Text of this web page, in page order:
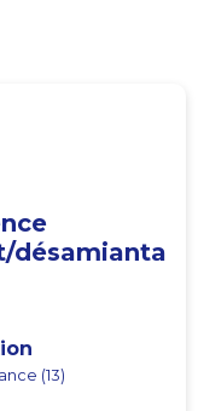
désamianta
(13)